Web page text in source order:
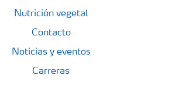
Nutrición vegetal
Contacto
Noticias y eventos
Carreras